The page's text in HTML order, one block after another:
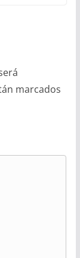
marcados